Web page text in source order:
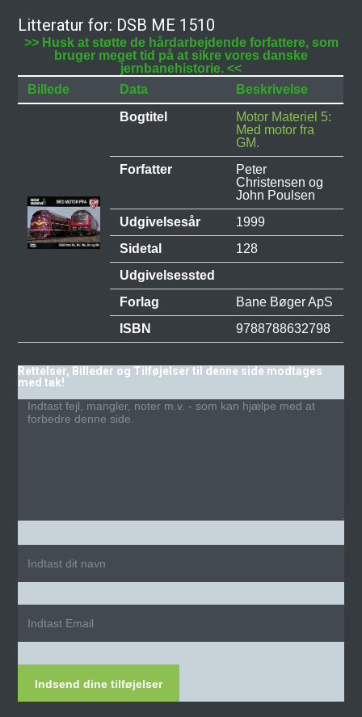
Litteratur for: DSB ME 1510
>> Husk at støtte de hårdarbejdende forfattere, som
bruger meget tid på at sikre vores danske
jernbanehistorie. <<
Billede
Data
Beskrivelse
Bogtitel
Motor Materiel 5:
Med motor fra
GM.
Forfatter
Peter
Christensen og
John Poulsen
Udgivelsesår
1999
Sidetal
128
Udgivelsessted
Forlag
Bane Bøger ApS
ISBN
9788788632798
Rettelser, Billeder og Tilføjelser til denne side modtages
med tak!
Indsend dine tilføjelser